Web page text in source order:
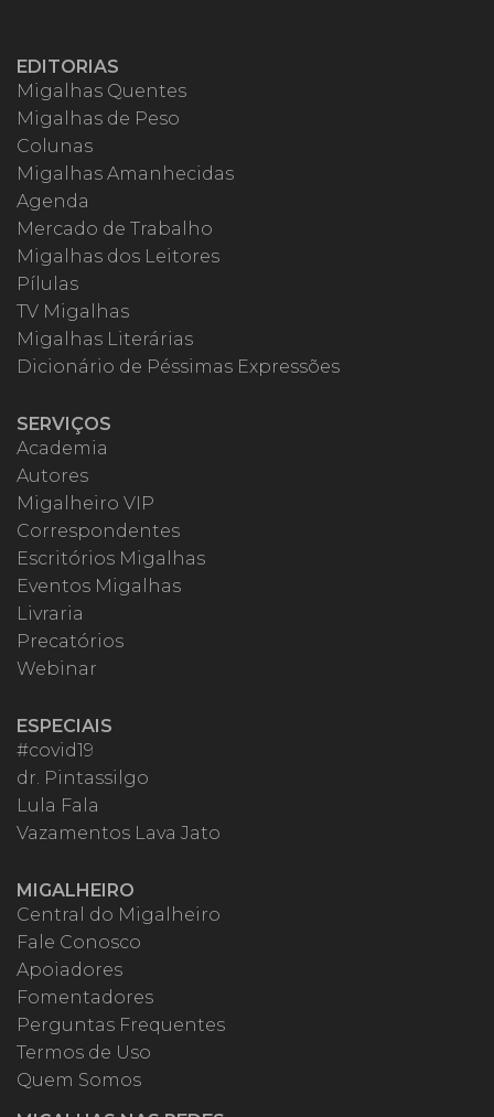
EDITORIAS
Migalhas Quentes
Migalhas de Peso
Colunas
Migalhas Amanhecidas
Agenda
Mercado de Trabalho
Migalhas dos Leitores
Pílulas
TV Migalhas
Migalhas Literárias
Dicionário de Péssimas Expressões
SERVIÇOS
Academia
Autores
Migalheiro VIP
Correspondentes
Escritórios Migalhas
Eventos Migalhas
Livraria
Precatórios
Webinar
ESPECIAIS
#covid19
dr. Pintassilgo
Lula Fala
Vazamentos Lava Jato
MIGALHEIRO
Central do Migalheiro
Fale Conosco
Apoiadores
Fomentadores
Perguntas Frequentes
Termos de Uso
Quem Somos